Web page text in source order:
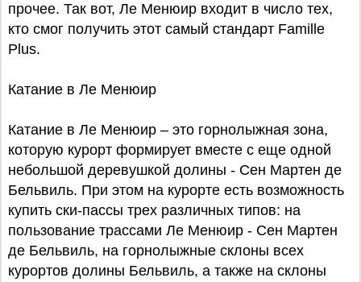
прочее. Так вот, Ле Менюир входит в число тех,
кто смог получить этот самый стандарт Famille
Plus.
Катание в Ле Менюир
Катание в Ле Менюир – это горнолыжная зона,
которую курорт формирует вместе с еще одной
небольшой деревушкой долины - Сен Мартен де
Бельвиль. При этом на курорте есть возможность
купить ски-пассы трех различных типов: на
пользование трассами Ле Менюир - Сен Мартен
де Бельвиль, на горнолыжные склоны всех
курортов долины Бельвиль, а также на склоны